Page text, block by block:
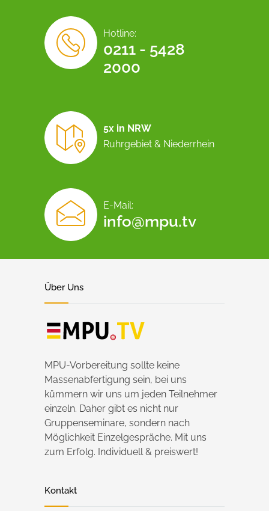
Hotline:
0211 - 5428
2000
5x in NRW
Ruhrgebiet & Niederrhein
E-Mail:
info@mpu.tv
Über Uns
MPU-Vorbereitung sollte keine
Massenabfertigung sein, bei uns
kümmern wir uns um jeden Teilnehmer
einzeln. Daher gibt es nicht nur
Gruppenseminare, sondern nach
Möglichkeit Einzelgespräche. Mit uns
zum Erfolg. Individuell & preiswert!
Kontakt